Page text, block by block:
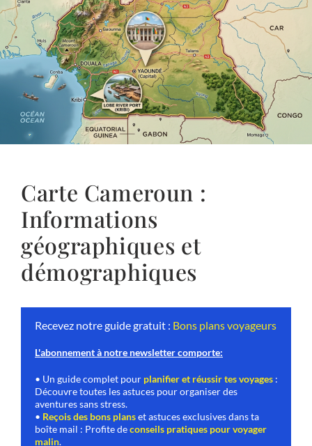
Carte Cameroun :
Informations
géographiques et
démographiques